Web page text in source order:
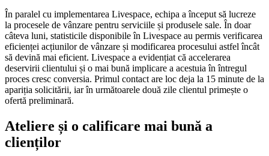
În paralel cu implementarea Livespace, echipa a început să lucreze
la procesele de vânzare pentru serviciile și produsele sale. În doar
câteva luni, statisticile disponibile în Livespace au permis verificarea
eficienței acțiunilor de vânzare și modificarea procesului astfel încât
să devină mai eficient. Livespace a evidențiat că accelerarea
deservirii clientului și o mai bună implicare a acestuia în întregul
proces cresc conversia. Primul contact are loc deja la 15 minute de la
apariția solicitării, iar în următoarele două zile clientul primește o
ofertă preliminară.
Ateliere și o calificare mai bună a
clienților